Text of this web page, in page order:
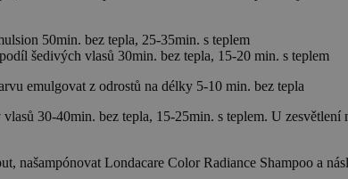
50min. bez tepla, 25-35min. s teplem
šedivých vlasů 30min. bez tepla, 15-20 min. s teplem
emulgovat z odrostů na délky 5-10 min. bez tepla
30-40min. bez tepla, 15-25min. s teplem. U
našampónovat Londacare Color Radiance Shampoo a